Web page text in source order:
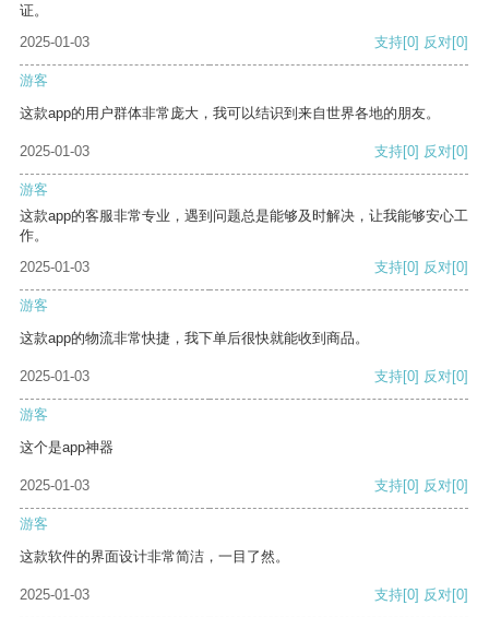
证。
2025-01-03
支持[0] 反对[0]
游客
这款app的用户群体非常庞大，我可以结识到来自世界各地的朋友。
2025-01-03 支持[0] 反对[0]
游客
这款app的客服非常专业，遇到问题总是能够及时解决，让我能够安心工
作。
2025-01-03
支持[0] 反对[0]
游客
这款app的物流非常快捷，我下单后很快就能收到商品。
2025-01-03 支持[0] 反对[0]
游客
这个是app神器
2025-01-03 支持[0] 反对[0]
游客
这款软件的界面设计非常简洁，一目了然。
2025-01-03 支持[0] 反对[0]